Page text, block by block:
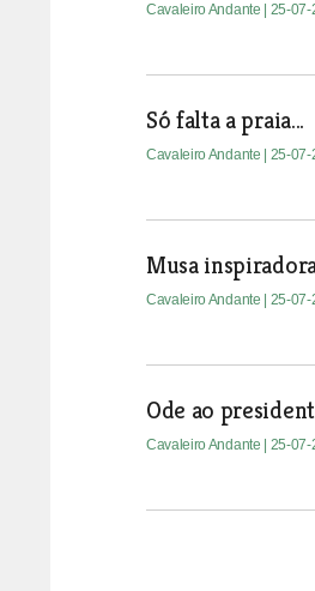
Cavaleiro Andante | 25-
Só falta a praia...
Cavaleiro Andante | 25-
Musa
Cavaleiro Andante | 25-
Ode ao
Cavaleiro Andante | 25-